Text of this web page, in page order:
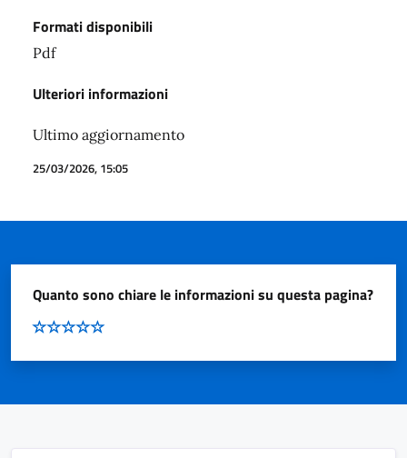
Formati disponibili
Pdf
Ulteriori informazioni
Ultimo aggiornamento
25/03/2026, 15:05
Quanto sono chiare le informazioni su questa pagina?